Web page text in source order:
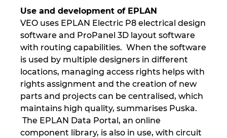
Use and development of EPLAN
VEO uses EPLAN Electric P8 electrical design
software and ProPanel 3D layout software
with routing capabilities. When the software
is used by multiple designers in different
locations, managing access rights helps with
rights assignment and the creation of new
parts and projects can be centralised, which
maintains high quality, summarises Puska.
The EPLAN Data Portal, an online
component library, is also in use, with circuit
Mexico
Netherlands
New Zealand
Norway
Peru
Philippines